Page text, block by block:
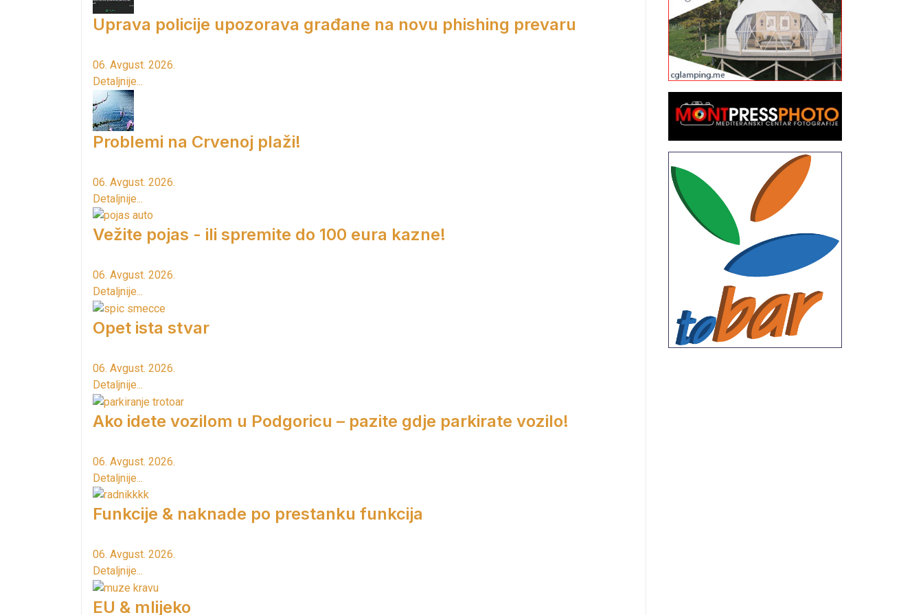
Uprava policije upozorava građane na novu phishing prevaru
06. Avgust. 2026.
Detaljnije...
Problemi na Crvenoj plaži!
06. Avgust. 2026.
Detaljnije...
Vežite pojas - ili spremite do 100 eura kazne!
06. Avgust. 2026.
Detaljnije...
Opet ista stvar
06. Avgust. 2026.
Detaljnije...
Ako idete vozilom u Podgoricu – pazite gdje parkirate vozilo!
06. Avgust. 2026.
Detaljnije...
Funkcije & naknade po prestanku funkcija
06. Avgust. 2026.
Detaljnije...
EU & mlijeko